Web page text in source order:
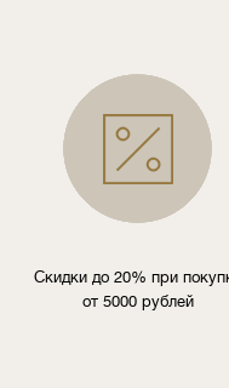
Скидки до 20% при
от 5000 рублей